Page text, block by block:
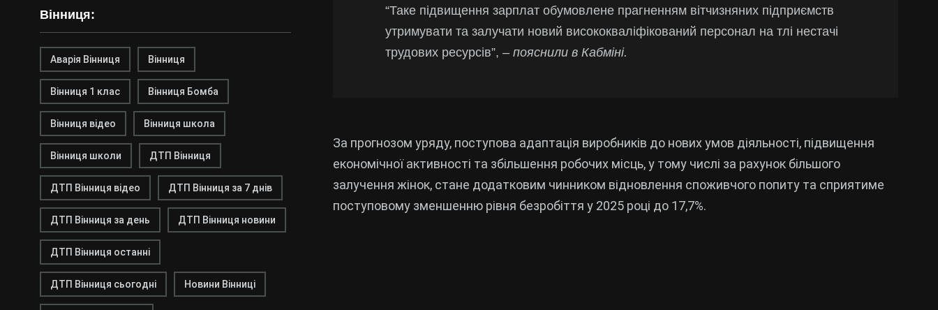
Вінниця:
Аварія Вінниця Вінниця
Вінниця 1 клас Вінниця Бомба
Вінниця відео Вінниця школа
Вінниця школи ДТП Вінниця
ДТП Вінниця відео ДТП Вінниця за 7 днів
ДТП Вінниця за день ДТП Вінниця новини
ДТП Вінниця останні
ДТП Вінниця сьогодні Новини Вінниці
“Таке підвищення зарплат обумовлене прагненням вітчизняних підприємств
утримувати та залучати новий висококваліфікований персонал на тлі нестачі
трудових ресурсів”, – пояснили в Кабміні.
За прогнозом уряду, поступова адаптація виробників до нових умов діяльності, підвищення
економічної активності та збільшення робочих місць, у тому числі за рахунок більшого
залучення жінок, стане додатковим чинником відновлення споживчого попиту та сприятиме
поступовому зменшенню рівня безробіття у 2025 році до 17,7%.